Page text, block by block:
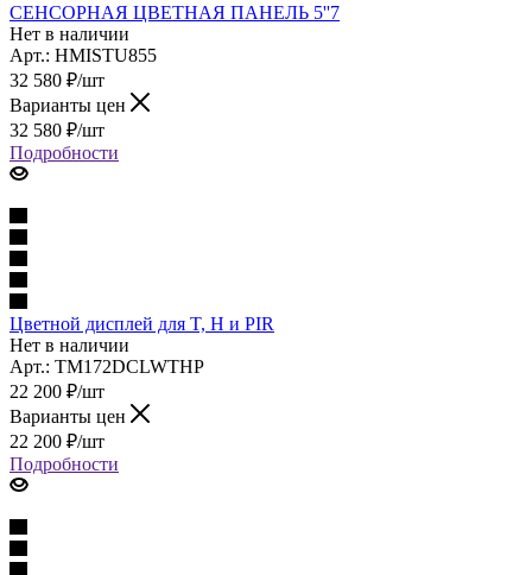
СЕНСОРНАЯ ЦВЕТНАЯ ПАНЕЛЬ 5''7
Нет в наличии
Арт.: HMISTU855
32 580 ₽/шт
Варианты цен
32 580 ₽/шт
Подробности
Цветной дисплей для T, H и PIR
Нет в наличии
Арт.: TM172DCLWTHP
22 200 ₽/шт
Варианты цен
22 200 ₽/шт
Подробности